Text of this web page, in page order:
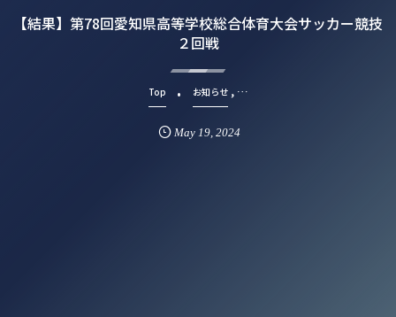
【結果】第78回愛知県高等学校総合体育大会サッカー競技
２回戦
Top お知らせ, …
May 19,2024